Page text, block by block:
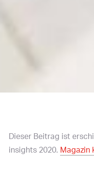
Dieser Beitrag ist
insights 2020. Magazin